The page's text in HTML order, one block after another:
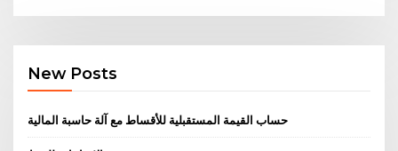
New Posts
حساب القيمة المستقبلية للأقساط مع آلة حاسبة المالية